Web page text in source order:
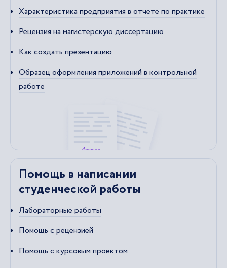
Характеристика предприятия в отчете по практике
Рецензия на магистерскую диссертацию
Как создать презентацию
Образец оформления приложений в контрольной
работе
Помощь в написании
студенческой работы
Лабораторные работы
Помощь с рецензией
Помощь с курсовым проектом